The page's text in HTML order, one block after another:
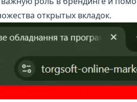
открытых вкладок.